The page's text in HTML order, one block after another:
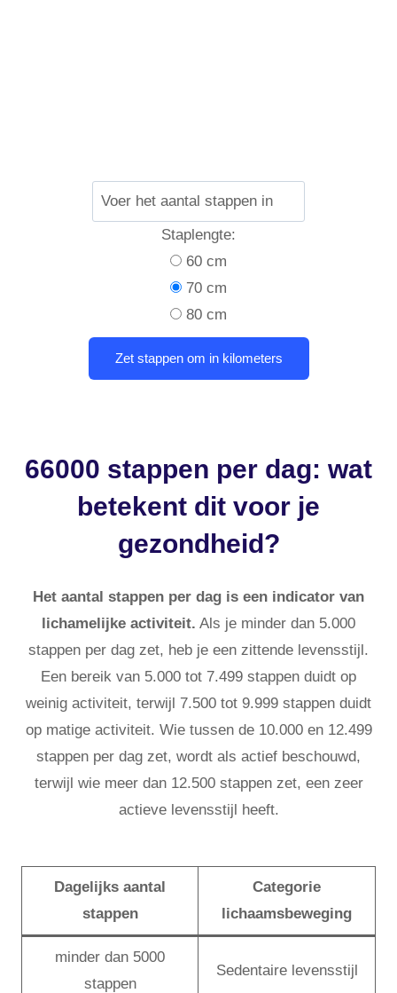
Staplengte:
60 cm
70 cm
80 cm
66000 stappen per dag: wat
betekent dit voor je
gezondheid?
Het aantal stappen per dag is een indicator van
lichamelijke activiteit. Als je minder dan 5.000
stappen per dag zet, heb je een zittende levensstijl.
Een bereik van 5.000 tot 7.499 stappen duidt op
weinig activiteit, terwijl 7.500 tot 9.999 stappen duidt
op matige activiteit. Wie tussen de 10.000 en 12.499
stappen per dag zet, wordt als actief beschouwd,
terwijl wie meer dan 12.500 stappen zet, een zeer
actieve levensstijl heeft.
Dagelijks aantal
stappen
Categorie
lichaamsbeweging
minder dan 5000
stappen
Sedentaire levensstijl